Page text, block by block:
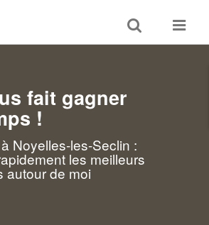
Toggle
search
Toggle
fait gagner
!
Noyelles-les-Seclin :
les meilleurs
autour de moi